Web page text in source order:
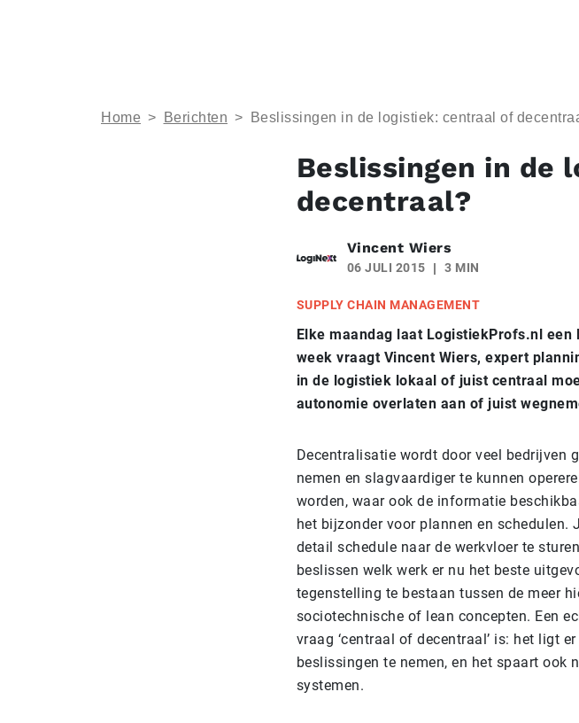
Home > Berichten > Beslissingen in de logistiek: centraal of
Beslissingen in de
decentraal?
Vincent Wiers
06 JULI 2015 3 MIN
SUPPLY CHAIN MANAGEMENT
Elke maandag laat LogistiekProfs.nl
week vraagt Vincent Wiers, expert
in de logistiek lokaal of juist centraal
autonomie overlaten aan of juist
Decentralisatie wordt door veel bedrijven
nemen en slagvaardiger te kunnen
worden, waar ook de informatie
het bijzonder voor plannen en
detail schedule naar de werkvloer te
beslissen welk werk er nu het beste
tegenstelling te bestaan tussen de meer
sociotechnische of lean concepten. Een
vraag ‘centraal of decentraal’ is: het ligt
beslissingen te nemen, en het spaart ook
systemen.